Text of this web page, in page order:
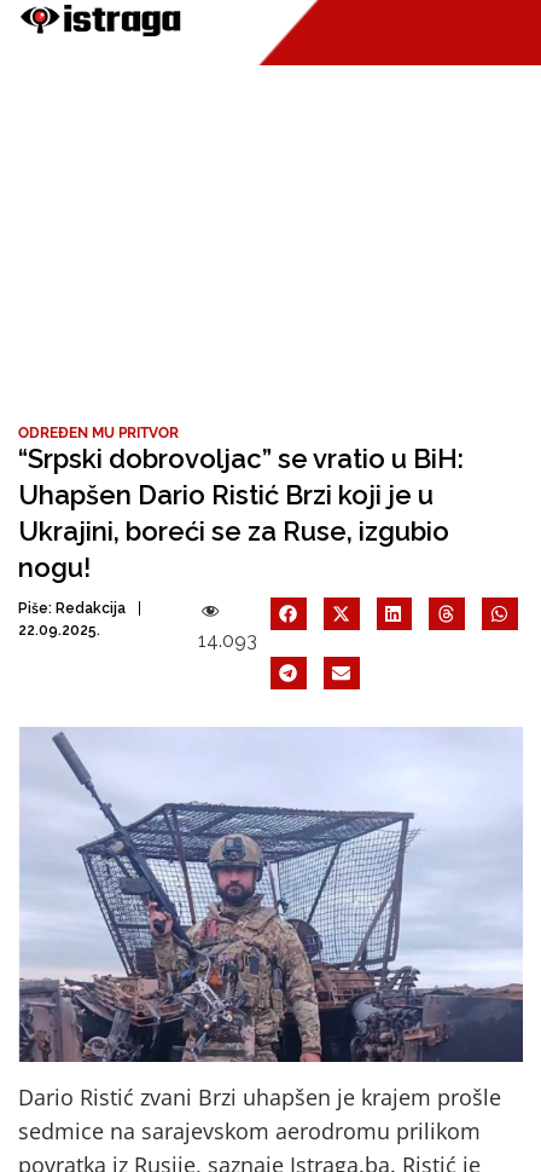
ODREĐEN MU PRITVOR
“Srpski dobrovoljac” se vratio u BiH:
Uhapšen Dario Ristić Brzi koji je u
Ukrajini, boreći se za Ruse, izgubio
nogu!
Piše: Redakcija
22.09.2025.
14.093
Dario Ristić zvani Brzi uhapšen je krajem prošle
sedmice na sarajevskom aerodromu prilikom
povratka iz Rusije, saznaje Istraga.ba. Ristić je